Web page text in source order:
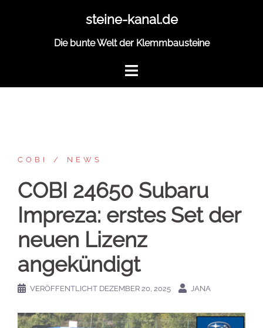
steine-kanal.de
Die bunte Welt der Klemmbausteine
COBI NEWS
COBI 24650 Subaru
Impreza: erstes Set der
neuen Lizenz
angekündigt
VERÖFFENTLICHT DEZEMBER 20, 2025 JANA